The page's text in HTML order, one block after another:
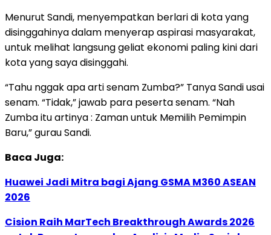
Menurut Sandi, menyempatkan berlari di kota yang
disinggahinya dalam menyerap aspirasi masyarakat,
untuk melihat langsung geliat ekonomi paling kini dari
kota yang saya disinggahi.
“Tahu nggak apa arti senam Zumba?” Tanya Sandi usai
senam. “Tidak,” jawab para peserta senam. “Nah
Zumba itu artinya : Zaman untuk Memilih Pemimpin
Baru,” gurau Sandi.
Baca Juga:
Huawei Jadi Mitra bagi Ajang GSMA M360 ASEAN
2026
Cision Raih MarTech Breakthrough Awards 2026